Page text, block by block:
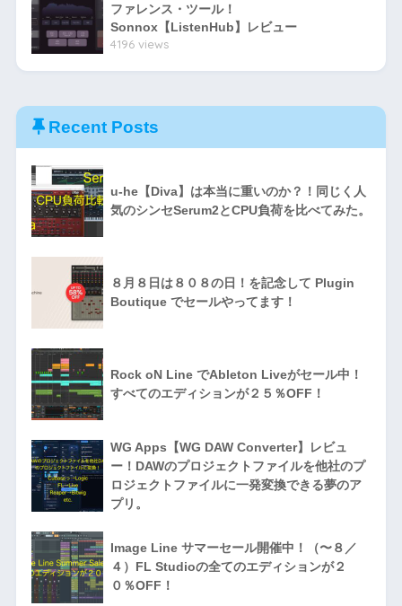
ファレンス・ツール！
Sonnox【ListenHub】レビュー
4196 views
Recent Posts
u-he【Diva】は本当に重いのか？！同じく人
気のシンセSerum2とCPU負荷を比べてみた。
８月８日は８０８の日！を記念して Plugin
Boutique でセールやってます！
Rock oN Line でAbleton Liveがセール中！
すべてのエディションが２５％OFF！
WG Apps【WG DAW Converter】レビュ
ー！DAWのプロジェクトファイルを他社のプ
ロジェクトファイルに一発変換できる夢のア
プリ。
Image Line サマーセール開催中！（〜８／
４）FL Studioの全てのエディションが２
０％OFF！